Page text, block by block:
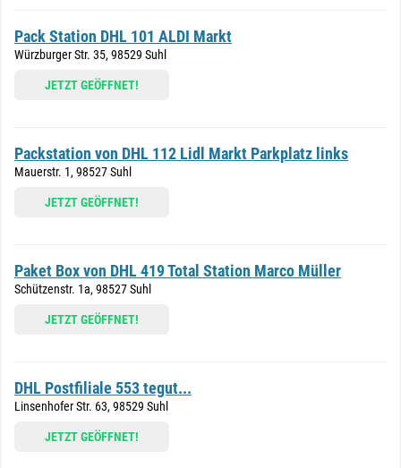
Pack Station DHL 101 ALDI Markt
Würzburger Str. 35, 98529 Suhl
JETZT GEÖFFNET!
Packstation von DHL 112 Lidl Markt Parkplatz links
Mauerstr. 1, 98527 Suhl
JETZT GEÖFFNET!
Paket Box von DHL 419 Total Station Marco Müller
Schützenstr. 1a, 98527 Suhl
JETZT GEÖFFNET!
DHL Postfiliale 553 tegut...
Linsenhofer Str. 63, 98529 Suhl
JETZT GEÖFFNET!